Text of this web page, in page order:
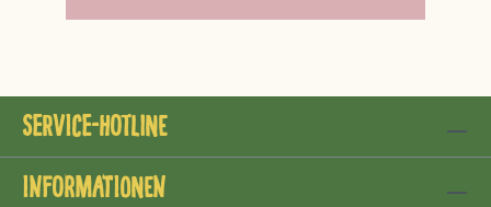
Service-Hotline
Informationen